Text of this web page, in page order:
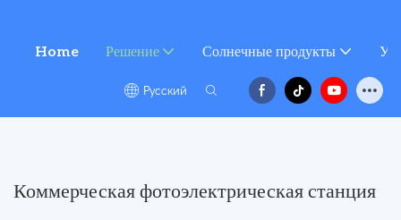
Home Решение Солнечные продукты
Pусский
Коммерческая фотоэлектрическая станция